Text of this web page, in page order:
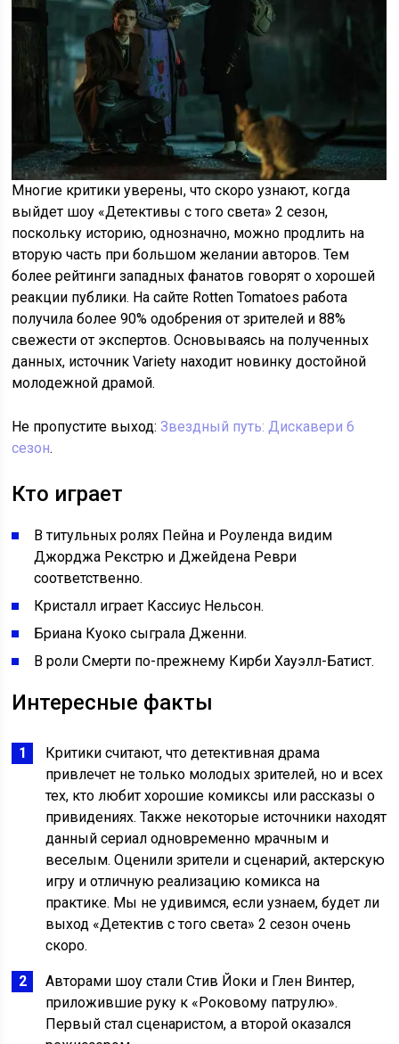
Многие критики уверены, что скоро узнают, когда
выйдет шоу «Детективы с того света» 2 сезон,
поскольку историю, однозначно, можно продлить на
вторую часть при большом желании авторов. Тем
более рейтинги западных фанатов говорят о хорошей
реакции публики. На сайте Rotten Tomatoes работа
получила более 90% одобрения от зрителей и 88%
свежести от экспертов. Основываясь на полученных
данных, источник Variety находит новинку достойной
молодежной драмой.
Не пропустите выход:Звездный путь: Дискавери 6
сезон.
Кто играет
В титульных ролях Пейна и Роуленда видим
Джорджа Рекстрю и Джейдена Реври
соответственно.
Кристалл играет Кассиус Нельсон.
Бриана Куоко сыграла Дженни.
В роли Смерти по-прежнему Кирби Хауэлл-Батист.
Интересные факты
Критики считают, что детективная драма
привлечет не только молодых зрителей, но и всех
тех, кто любит хорошие комиксы или рассказы о
привидениях. Также некоторые источники находят
данный сериал одновременно мрачным и
веселым. Оценили зрители и сценарий, актерскую
игру и отличную реализацию комикса на
практике. Мы не удивимся, если узнаем, будет ли
выход «Детектив с того света» 2 сезон очень
скоро.
Авторами шоу стали Стив Йоки и Глен Винтер,
приложившие руку к «Роковому патрулю».
Первый стал сценаристом, а второй оказался